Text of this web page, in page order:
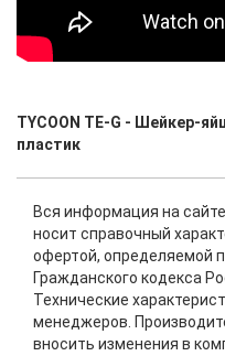
TYCOON TE-G - Шейкер-
пластик
Вся информация на
носит справочный
офертой, определяемой
Гражданского кодекса
Технические
менеджеров.
вносить изменения в